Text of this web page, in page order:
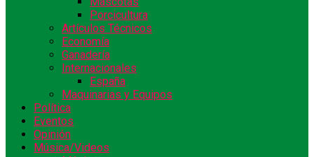
Porcicultura
Artículos Técnicos
Economía
Ganadería
Internacionales
España
Maquinarias y Equipos
Política
Eventos
Opinión
Música/Videos